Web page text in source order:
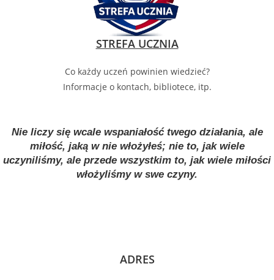
STREFA UCZNIA
Co każdy uczeń powinien wiedzieć?
Informacje o kontach, bibliotece, itp.
Nie liczy się wcale wspaniałość twego działania, ale
miłość, jaką w nie włożyłeś; nie to, jak wiele
uczyniliśmy, ale przede wszystkim to, jak wiele miłości
włożyliśmy w swe czyny.
ADRES